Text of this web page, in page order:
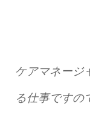
ケアマネージ
る仕事ですの